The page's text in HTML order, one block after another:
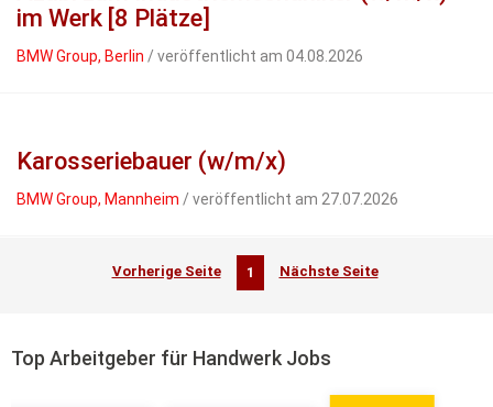
im Werk [8 Plätze]
BMW Group, Berlin / veröffentlicht am 04.08.2026
Karosseriebauer (w/m/x)
BMW Group, Mannheim / veröffentlicht am 27.07.2026
Vorherige Seite 1 Nächste Seite
Top Arbeitgeber für Handwerk Jobs